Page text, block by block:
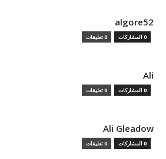
algore52
0 المشاركات 0 تعليقات
Ali
0 المشاركات 0 تعليقات
Ali Gleadow
0 المشاركات 0 تعليقات